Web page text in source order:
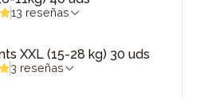
13 reseñas
XXL (15-28 kg) 30 uds
3 reseñas